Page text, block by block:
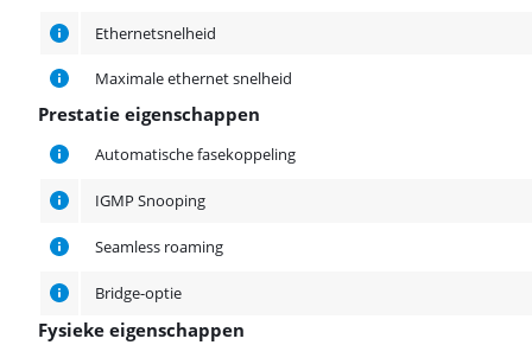
Ethernetsnelheid
Maximale ethernet snelheid
Prestatie eigenschappen
Prestatie eigenschappen
Automatische fasekoppeling
IGMP Snooping
Seamless roaming
Bridge-optie
Fysieke eigenschappen